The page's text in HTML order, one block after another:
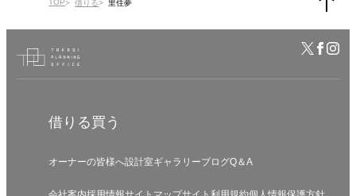
TOP 借りる 里住夢
借りる 買う
オーナーの皆様へ設計室ギャラリーブログQ＆A